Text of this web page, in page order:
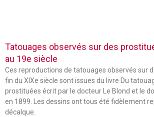
Tatouages observés sur des
au 19e siècle
Ces reproductions de tatouages observés sur
fin du XIXe siècle sont issues du livre Du
prostituées écrit par le docteur Le Blond et le
en 1899. Les dessins ont tous été fidèlement
décalque.